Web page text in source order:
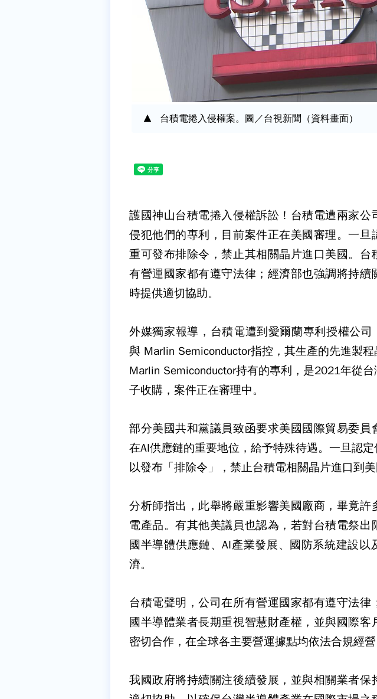
台積電捲入侵權案。圖／台視新聞（資料畫面）
護國神山台積電捲入侵權訴訟！台積電遭兩家公
侵犯他們的專利，目前案件正在美國審理。一旦
重可發布排除令，禁止其相關晶片進口美國。台
有營運國家都有遵守法律；經濟部也強調將持續
時提供適切協助。
外媒獨家報導，台積電遭到愛爾蘭專利授權公司
與 Marlin Semiconductor指控，其生產的先進製
Marlin Semiconductor持有的專利，是2021年從
子收購，案件正在審理中。
部分美國共和黨議員致函要求美國國際貿易委員
在AI供應鏈的重要地位，給予特殊待遇。一旦認
以發布「排除令」，禁止台積電相關晶片進口到美
分析師指出，此舉將嚴重影響美國廠商，畢竟許
電產品。有其他美議員也認為，若對台積電祭出
國半導體供應鏈、AI產業發展、國防系統建設以
濟。
台積電聲明，公司在所有營運國家都有遵守法律
國半導體業者長期重視智慧財產權，並與國際客
密切合作，在全球各主要營運據點均依法合規經營
我國政府將持續關注後續發展，並與相關業者保